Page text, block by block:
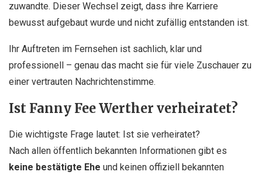
zuwandte. Dieser Wechsel zeigt, dass ihre Karriere
bewusst aufgebaut wurde und nicht zufällig entstanden ist.
Ihr Auftreten im Fernsehen ist sachlich, klar und
professionell – genau das macht sie für viele Zuschauer zu
einer vertrauten Nachrichtenstimme.
Ist Fanny Fee Werther verheiratet?
Die wichtigste Frage lautet: Ist sie verheiratet?
Nach allen öffentlich bekannten Informationen gibt es
keine bestätigte Ehe und keinen offiziell bekannten